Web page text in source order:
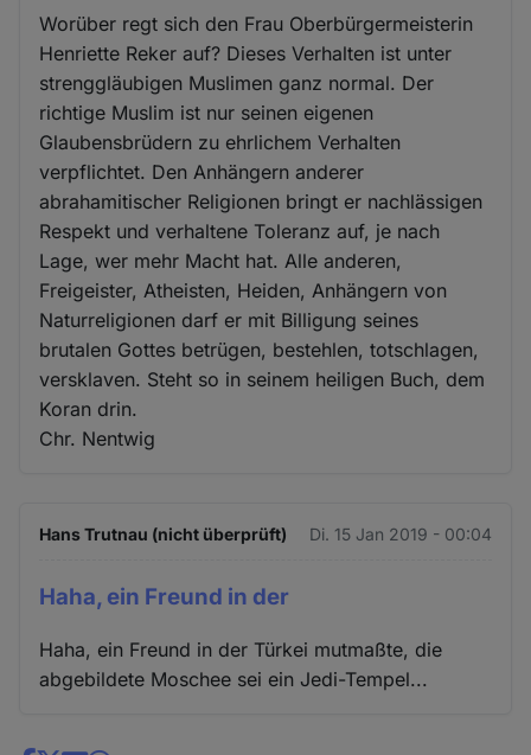
Worüber regt sich den Frau Oberbürgermeisterin
Henriette Reker auf? Dieses Verhalten ist unter
strenggläubigen Muslimen ganz normal. Der
richtige Muslim ist nur seinen eigenen
Glaubensbrüdern zu ehrlichem Verhalten
verpflichtet. Den Anhängern anderer
abrahamitischer Religionen bringt er nachlässigen
Respekt und verhaltene Toleranz auf, je nach
Lage, wer mehr Macht hat. Alle anderen,
Freigeister, Atheisten, Heiden, Anhängern von
Naturreligionen darf er mit Billigung seines
brutalen Gottes betrügen, bestehlen, totschlagen,
versklaven. Steht so in seinem heiligen Buch, dem
Koran drin.
Chr. Nentwig
Hans Trutnau (nicht überprüft) Di. 15 Jan 2019 - 00:04
Haha, ein Freund in der
Haha, ein Freund in der Türkei mutmaßte, die
abgebildete Moschee sei ein Jedi-Tempel...